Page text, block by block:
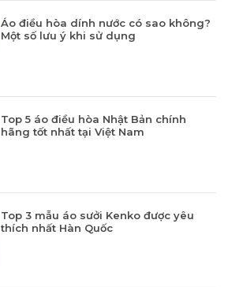
Áo điều hòa dính nước có sao không?
Một số lưu ý khi sử dụng
Top 5 áo điều hòa Nhật Bản chính
hãng tốt nhất tại Việt Nam
Top 3 mẫu áo sưởi Kenko được yêu
thích nhất Hàn Quốc